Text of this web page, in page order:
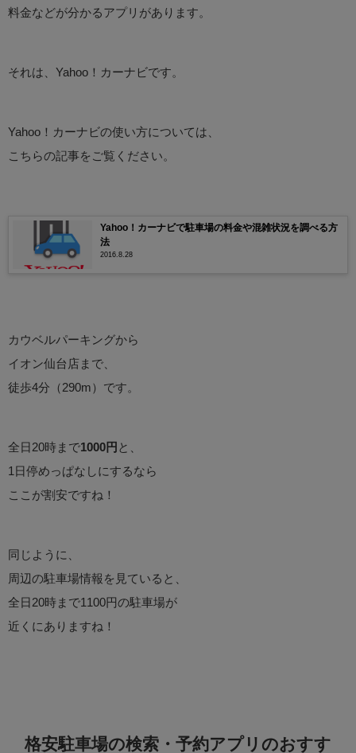
料金などが分かるアプリがあります。
それは、Yahoo！カーナビです。
Yahoo！カーナビの使い方については、
こちらの記事をご覧ください。
Yahoo！カーナビで駐車場の料金や混雑状況を調べる方
法
2016.8.28
カウベルパーキングから
イオン仙台店まで、
徒歩4分（290m）です。
全日20時まで1000円 と、
1日停めっぱなしにするなら
ここが割安ですね！
同じように、
周辺の駐車場情報を見ていると、
全日20時まで1100円の駐車場が
近くにありますね！
格安駐車場の検索・予約アプリのおすす